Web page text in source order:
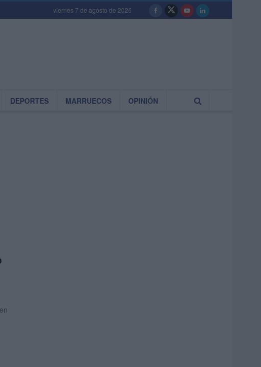
viernes 7 de agosto de 2026
DEPORTES MARRUECOS OPINIÓN